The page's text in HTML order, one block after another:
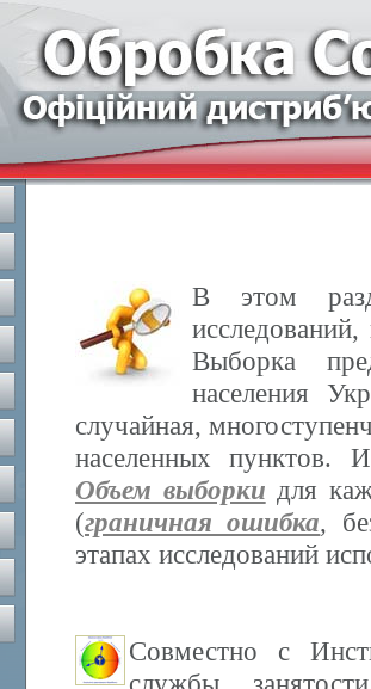
В этом
Выборка
населения
случайная,
населенных пунктов.
Объем выборки для
(граничная ошибка,
этапах исследований
Совместно с